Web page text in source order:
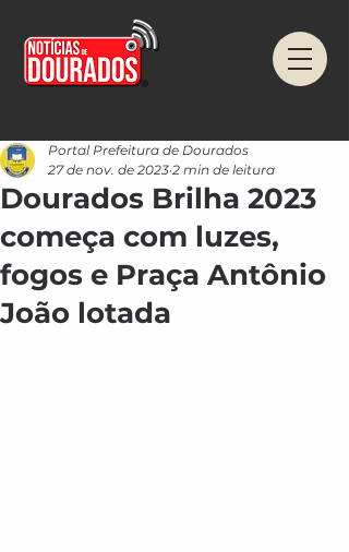
Dourados Brilha 2023
começa com luzes,
fogos e Praça Antônio
João lotada
Portal Prefeitura de Dourados
27 de nov. de 2023 2 min de leitura